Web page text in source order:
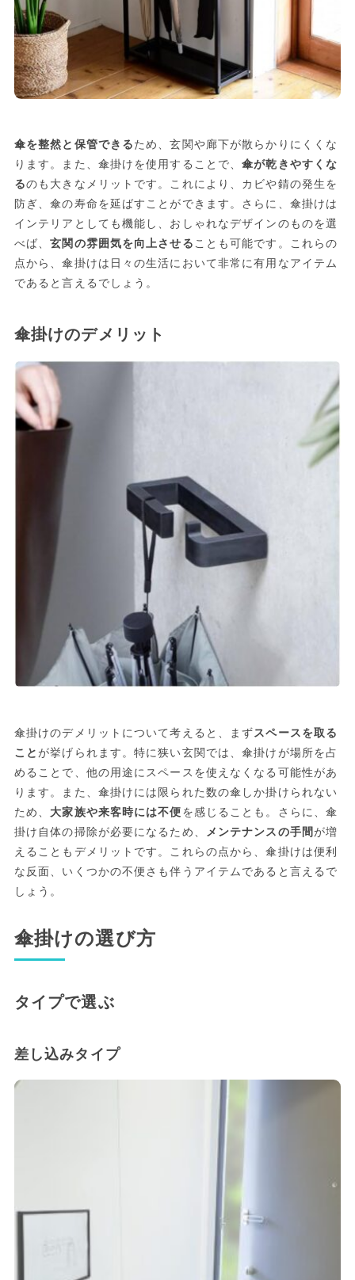
傘を整然と保管できるため、玄関や廊下が散らかりにくくな
ります。また、傘掛けを使用することで、傘が乾きやすくな
るのも大きなメリットです。これにより、カビや錆の発生を
防ぎ、傘の寿命を延ばすことができます。さらに、傘掛けは
インテリアとしても機能し、おしゃれなデザインのものを選
べば、玄関の雰囲気を向上させることも可能です。これらの
点から、傘掛けは日々の生活において非常に有用なアイテム
であると言えるでしょう。
傘掛けのデメリット
傘掛けのデメリットについて考えると、まずスペースを取る
ことが挙げられます。特に狭い玄関では、傘掛けが場所を占
めることで、他の用途にスペースを使えなくなる可能性があ
ります。また、傘掛けには限られた数の傘しか掛けられない
ため、 大家族や来客時には不便を感じることも。さらに、傘
掛け自体の掃除が必要になるため、
メンテナンスの手間が増
えることもデメリットです。これらの点から、傘掛けは便利
な反面、いくつかの不便さも伴うアイテムであると言えるで
しょう。
傘掛けの選び方
タイプで選ぶ
差し込みタイプ